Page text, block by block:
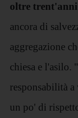
oltre trent'anni
ancora di
aggregazione
chiesa e l'asilo.
responsabilità
un po' di